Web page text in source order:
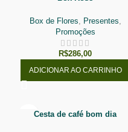
Box de Flores, Presentes,
Promoções
R$286,00
ADICIONAR AO CARRINHO
Cesta de café bom dia